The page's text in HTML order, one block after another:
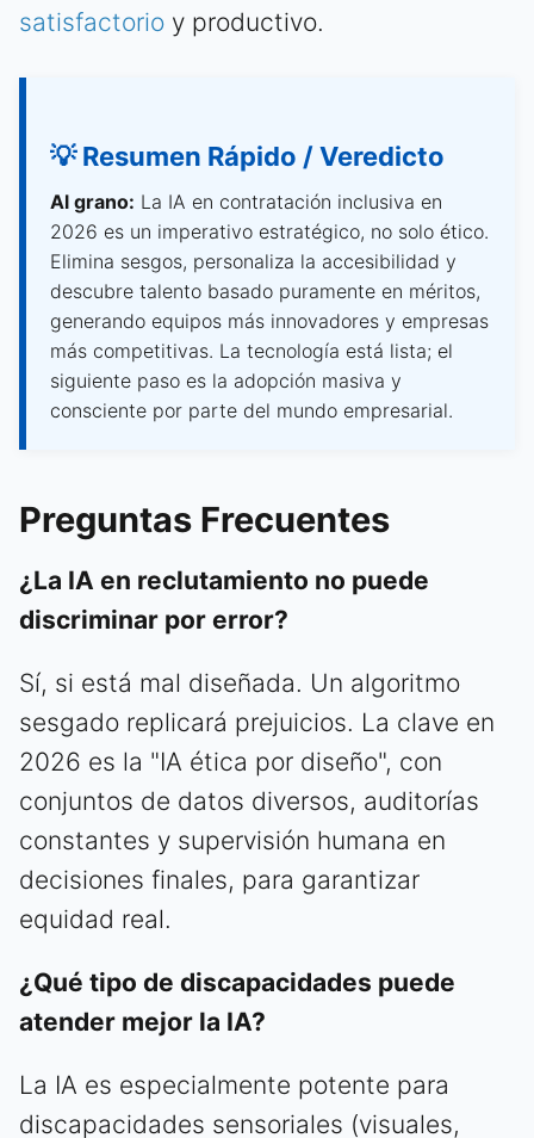
satisfactorio y productivo.
💡 Resumen Rápido / Veredicto
Al grano: La IA en contratación inclusiva en
2026 es un imperativo estratégico, no solo ético.
Elimina sesgos, personaliza la accesibilidad y
descubre talento basado puramente en méritos,
generando equipos más innovadores y empresas
más competitivas. La tecnología está lista; el
siguiente paso es la adopción masiva y
consciente por parte del mundo empresarial.
Preguntas Frecuentes
¿La IA en reclutamiento no puede
discriminar por error?
Sí, si está mal diseñada. Un algoritmo
sesgado replicará prejuicios. La clave en
2026 es la "IA ética por diseño", con
conjuntos de datos diversos, auditorías
constantes y supervisión humana en
decisiones finales, para garantizar
equidad real.
¿Qué tipo de discapacidades puede
atender mejor la IA?
La IA es especialmente potente para
discapacidades sensoriales (visuales,